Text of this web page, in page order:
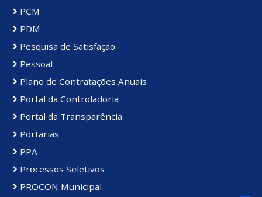
PCM
PDM
Pesquisa de Satisfação
Pessoal
Plano de Contratações Anuais
Portal da Controladoria
Portal da Transparência
Portarias
PPA
Processos Seletivos
PROCON Municipal